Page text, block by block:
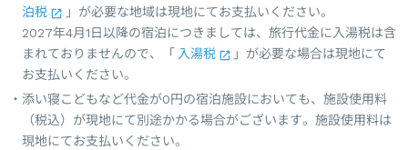
泊税
」が必要な地域は現地にてお支払いください。
2027年4月1日以降の宿泊につきましては、旅行代金に入湯税は含
まれておりませんので、「 入湯税
」が必要な場合は現地にて
お支払いください。
添い寝こどもなど代金が0円の宿泊施設においても、施設使用料
（税込）が現地にて別途かかる場合がございます。施設使用料は
現地にてお支払いください。